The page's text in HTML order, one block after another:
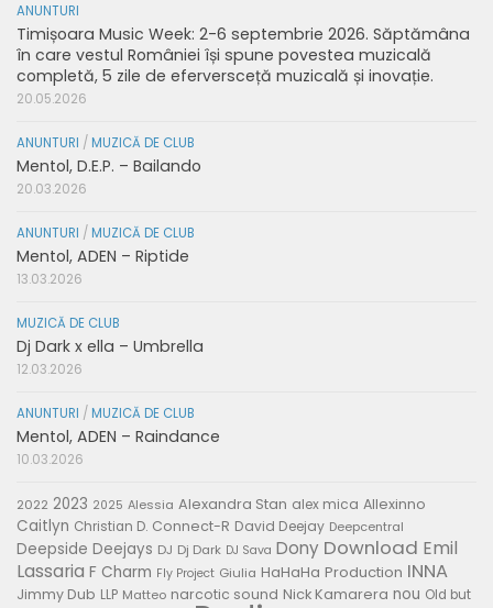
ANUNTURI
Timișoara Music Week: 2-6 septembrie 2026. Săptămâna
în care vestul României își spune povestea muzicală
completă, 5 zile de eferversceță muzicală și inovație.
20.05.2026
ANUNTURI / MUZICĂ DE CLUB
Mentol, D.E.P. – Bailando
20.03.2026
ANUNTURI / MUZICĂ DE CLUB
Mentol, ADEN – Riptide
13.03.2026
MUZICĂ DE CLUB
Dj Dark x ella – Umbrella
12.03.2026
ANUNTURI / MUZICĂ DE CLUB
Mentol, ADEN – Raindance
10.03.2026
2022 2023 2025 Alessia Alexandra Stan alex mica Allexinno
Caitlyn Christian D. Connect-R David Deejay Deepcentral
Deepside Deejays DJ Dj Dark DJ Sava Dony Download Emil
Lassaria F Charm Fly Project Giulia HaHaHa Production INNA
Jimmy Dub LLP Matteo narcotic sound Nick Kamarera nou Old but